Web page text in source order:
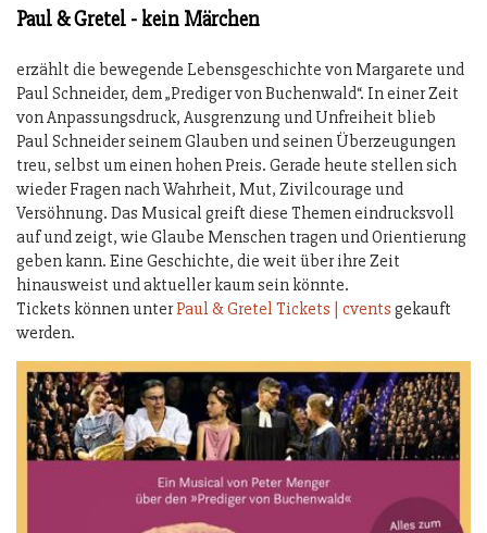
Paul & Gretel - kein Märchen
erzählt die bewegende Lebensgeschichte von Margarete und
Paul Schneider, dem „Prediger von Buchenwald“. In einer Zeit
von Anpassungsdruck, Ausgrenzung und Unfreiheit blieb
Paul Schneider seinem Glauben und seinen Überzeugungen
treu, selbst um einen hohen Preis. Gerade heute stellen sich
wieder Fragen nach Wahrheit, Mut, Zivilcourage und
Versöhnung. Das Musical greift diese Themen eindrucksvoll
auf und zeigt, wie Glaube Menschen tragen und Orientierung
geben kann. Eine Geschichte, die weit über ihre Zeit
hinausweist und aktueller kaum sein könnte.
Tickets können unterPaul & Gretel Tickets | cvents gekauft
werden.